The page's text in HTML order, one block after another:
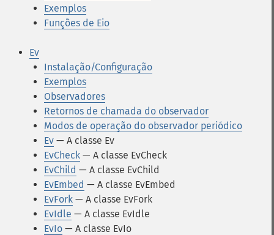
Exemplos
Funções de Eio
Ev
Instalação/Configuração
Exemplos
Observadores
Retornos de chamada do observador
Modos de operação do observador periódico
Ev — A classe Ev
EvCheck — A classe EvCheck
EvChild — A classe EvChild
EvEmbed — A classe EvEmbed
EvFork — A classe EvFork
EvIdle — A classe EvIdle
EvIo — A classe EvIo